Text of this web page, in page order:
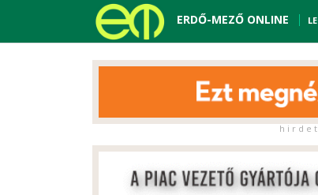
ERDŐ-MEZŐ ONLINE
h i r d e